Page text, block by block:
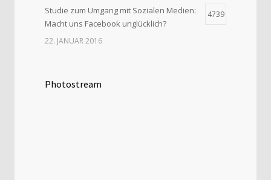
Studie zum Umgang mit Sozialen Medien:
Macht uns Facebook unglücklich?
4739
22. JANUAR 2016
Photostream